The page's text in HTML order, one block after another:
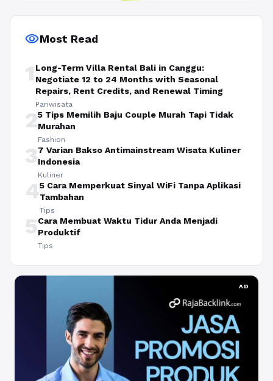
visibilityMost Read
1 Long-Term Villa Rental Bali in Canggu:
Negotiate 12 to 24 Months with Seasonal
Repairs, Rent Credits, and Renewal Timing
Pariwisata
25 Tips Memilih Baju Couple Murah Tapi Tidak
Murahan
Fashion
37 Varian Bakso Antimainstream Wisata Kuliner
Indonesia
Kuliner
45 Cara Memperkuat Sinyal WiFi Tanpa Aplikasi
Tambahan
Tips
5Cara Membuat Waktu Tidur Anda Menjadi
Produktif
Tips
AD